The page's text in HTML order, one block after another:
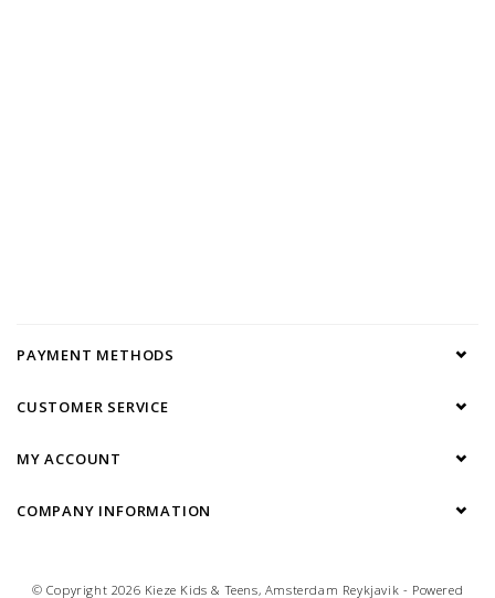
PAYMENT METHODS
CUSTOMER SERVICE
MY ACCOUNT
COMPANY INFORMATION
© Copyright 2026 Kieze Kids & Teens, Amsterdam Reykjavik - Powered